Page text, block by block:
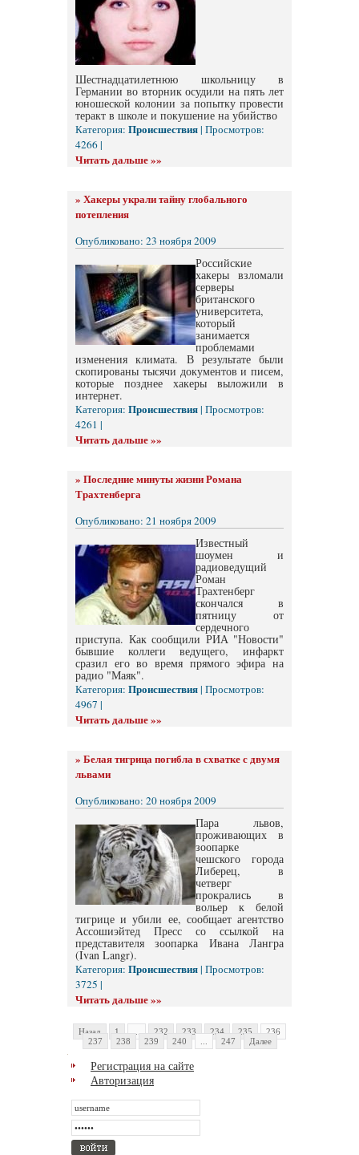
Шестнадцатилетнюю школьницу в
Германии во вторник осудили на пять лет
юношеской колонии за попытку провести
теракт в школе и покушение на убийство
Категория: Происшествия| Просмотров:
4266 |
Читать дальше »»
» Хакеры украли тайну глобального
потепления
Опубликовано: 23 ноября 2009
Российские
хакеры взломали
серверы
британского
университета,
который
занимается
проблемами
изменения климата. В результате были
скопированы тысячи документов и писем,
которые позднее хакеры выложили в
интернет.
Категория: Происшествия| Просмотров:
4261 |
Читать дальше »»
» Последние минуты жизни Романа
Трахтенберга
Опубликовано: 21 ноября 2009
Известный
шоумен и
радиоведущий
Роман
Трахтенберг
скончался в
пятницу от
сердечного
приступа. Как сообщили РИА "Новости"
бывшие коллеги ведущего, инфаркт
сразил его во время прямого эфира на
радио "Маяк".
Категория: Происшествия| Просмотров:
4967 |
Читать дальше »»
» Белая тигрица погибла в схватке с двумя
львами
Опубликовано: 20 ноября 2009
Пара львов,
проживающих в
зоопарке
чешского города
Либерец, в
четверг
прокрались в
вольер к белой
тигрице и убили ее, сообщает агентство
Ассошиэйтед Пресс со ссылкой на
представителя зоопарка Ивана Лангра
(Ivan Langr).
Категория: Происшествия| Просмотров:
3725 |
Читать дальше »»
Назад 1 ... 232 233 234 235
236
237
238 239 240 247 Далее
Регистрация на сайте
Авторизация